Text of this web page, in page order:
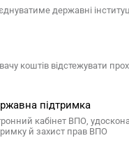
державні
коштів відстежувати
підтримка
кабінет ВПО,
й захист прав ВПО